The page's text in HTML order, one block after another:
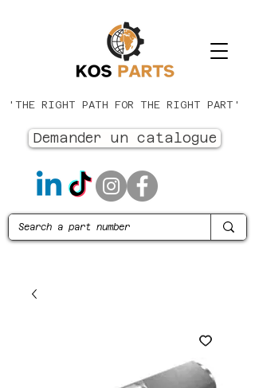
'THE RIGHT PATH FOR THE RIGHT PART'
Demander un catalogue